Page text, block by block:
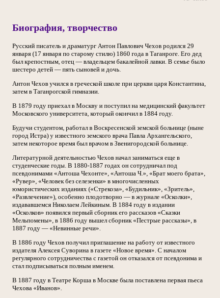
Биография, творчество
Русский писатель и драматург Антон Павлович Чехов родился 29
января (17 января по старому стилю) 1860 года в Таганроге. Его дед
был крепостным, отец — владельцем бакалейной лавки. В семье было
шестеро детей — пять сыновей и дочь.
Антон Чехов учился в греческой школе при церкви царя Константина,
затем в Таганрогской гимназии.
В 1879 году приехал в Москву и поступил на медицинский факультет
Московского университета, который окончил в 1884 году.
Будучи студентом, работал в Воскресенской земской больнице (ныне
город Истра) у известного земского врача Павла Архангельского,
затем некоторое время был врачом в Звенигородской больнице.
Литературной деятельностью Чехов начал заниматься еще в
студенческие годы. В 1880-1887 годах он сотрудничал под
псевдонимами «Антоша Чехонте», «Антоша Ч.», «Брат моего брата»,
«Рувер», «Человек без селезенки» в многочисленных
юмористических изданиях («Стрекоза», «Будильник», «Зритель»,
«Развлечение»), особенно плодотворно — в журнале «Осколки»,
издававшемся Николаем Лейкиным. В 1884 году в издании
«Осколков» появился первый сборник его рассказов «Сказки
Мельпомены», в 1886 году вышел сборник «Пестрые рассказы», в
1887 году — «Невинные речи».
В 1886 году Чехов получил приглашение на работу от известного
издателя Алексея Суворина в газете «Новое время». С началом
регулярного сотрудничества с газетой он отказался от псевдонима и
стал подписываться полным именем.
В 1887 году в Театре Корша в Москве была поставлена первая пьеса
Чехова «Иванов».